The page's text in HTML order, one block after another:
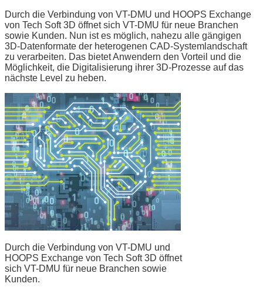
Durch die Verbindung von VT-DMU und HOOPS Exchange
von Tech Soft 3D öffnet sich VT-DMU für neue Branchen
sowie Kunden. Nun ist es möglich, nahezu alle gängigen
3D-Datenformate der heterogenen CAD-Systemlandschaft
zu verarbeiten. Das bietet Anwendern den Vorteil und die
Möglichkeit, die Digitalisierung ihrer 3D-Prozesse auf das
nächste Level zu heben.
Durch die Verbindung von VT-DMU und
HOOPS Exchange von Tech Soft 3D öffnet
sich VT-DMU für neue Branchen sowie
Kunden.